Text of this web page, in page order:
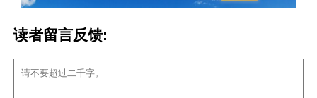
读者留言反馈: